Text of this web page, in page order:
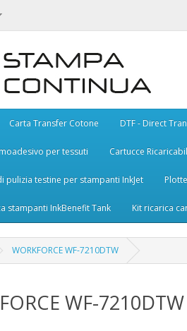
Carta Transfer Cotone DTF - Direct
per tessuti Cartucce
pulizia testine per stampanti InkJet
stampanti InkBenefit Tank Kit ricarica
WORKFORCE WF-7210DTW
WF-7210DTW